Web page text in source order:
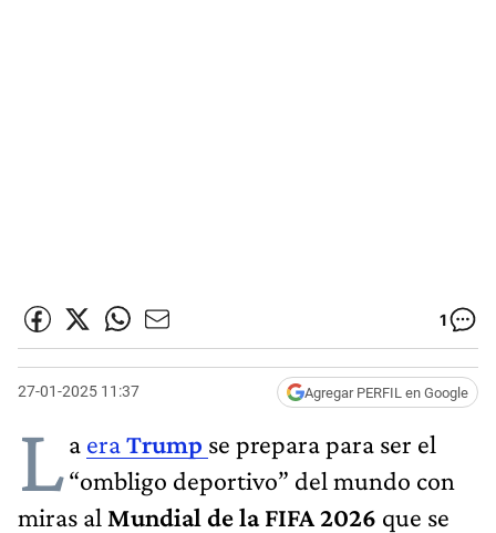
1
27-01-2025 11:37 Agregar PERFIL en Google
La eraTrump se prepara para ser el
“ombligo deportivo” del mundo con
miras al Mundial de la FIFA 2026 que se